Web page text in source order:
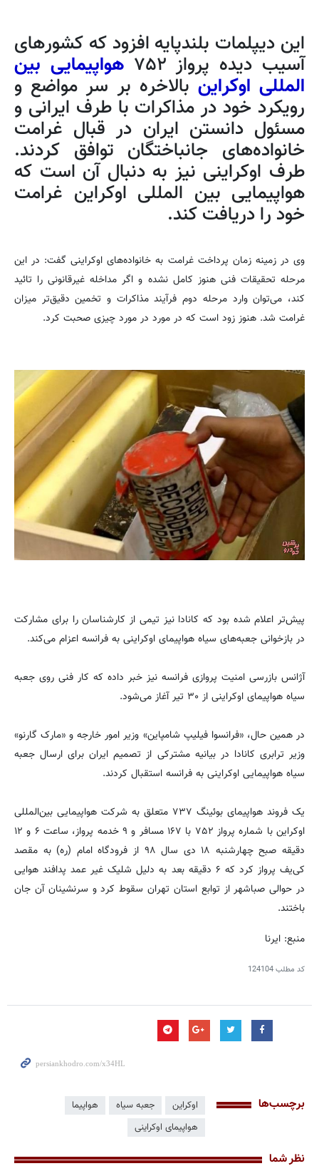
این دیپلمات بلندپایه افزود که کشورهای
آسیب دیده پرواز ۷۵۲ هواپیمایی بین
المللی اوکراین بالاخره بر سر مواضع و
رویکرد خود در مذاکرات با طرف ایرانی و
مسئول دانستن ایران در قبال غرامت
خانواده‌های جانباختگان توافق کردند.
طرف اوکراینی نیز به دنبال آن است که
هواپیمایی بین المللی اوکراین غرامت
خود را دریافت کند.
وی در زمینه زمان پرداخت غرامت به خانواده‌های اوکراینی گفت: در این
مرحله تحقیقات فنی هنوز کامل نشده و اگر مداخله غیرقانونی را تائید
کند، می‌توان وارد مرحله دوم فرآیند مذاکرات و تخمین دقیق‌تر میزان
غرامت شد. هنوز زود است که در مورد در مورد چیزی صحبت کرد.
پیش‌تر اعلام شده بود که کانادا نیز تیمی از کارشناسان را برای مشارکت
در بازخوانی جعبه‌های سیاه هواپیمای اوکراینی به فرانسه اعزام می‌کند.
آژانس بازرسی امنیت پروازی فرانسه نیز خبر داده که کار فنی روی جعبه
سیاه هواپیمای اوکراینی از ۳۰ تیر آغاز می‌شود.
در همین حال، «فرانسوا فیلیپ شامپاین» وزیر امور خارجه و «مارک گارنو»
وزیر ترابری کانادا در بیانیه مشترکی از تصمیم ایران برای ارسال جعبه
سیاه هواپیمایی اوکراینی به فرانسه استقبال کردند.
یک فروند هواپیمای بوئینگ ۷۳۷ متعلق به شرکت هواپیمایی بین‌المللی
اوکراین با شماره پرواز ۷۵۲ با ۱۶۷ مسافر و ۹ خدمه پرواز، ساعت ۶ و ۱۲
دقیقه صبح چهارشنبه ۱۸ دی سال ۹۸ از فرودگاه امام (ره) به مقصد
کی‌یف پرواز کرد که ۶ دقیقه بعد به دلیل شلیک غیر عمد پدافند هوایی
در حوالی صباشهر از توابع استان تهران سقوط کرد و سرنشینان آن جان
باختند.
منبع: ایرنا
کد مطلب124104
برچسب‌ها اوکراین جعبه سیاه
هواپیما
هواپیمای اوکراینی
نظر شما